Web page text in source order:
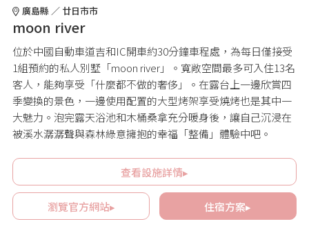
廣島縣 ／ 廿日市市
moon river
位於中國自動車道吉和IC開車約30分鐘車程處，為每日僅接受
1組預約的私人別墅「moon river」。寬敞空間最多可入住13名
客人，能夠享受「什麼都不做的奢侈」。在露台上一邊欣賞四
季變換的景色，一邊使用配置的大型烤架享受燒烤也是其中一
大魅力。泡完露天浴池和木桶桑拿充分暖身後，讓自己沉浸在
被溪水潺潺聲與森林綠意擁抱的幸福「整備」體驗中吧。
查看設施詳情▸
瀏覽官方網站▸ 住宿方案▸